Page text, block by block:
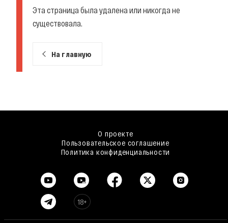
Эта страница была удалена или никогда не
существовала.
На главную
О проекте
Пользовательское соглашение
Политика конфиденциальности
18+